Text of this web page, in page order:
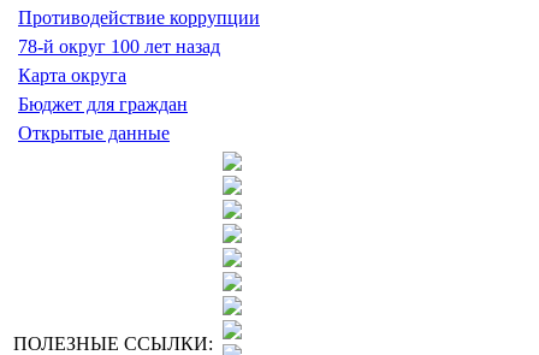
Противодействие коррупции
78-й округ 100 лет назад
Карта округа
Бюджет для граждан
Открытые данные
ПОЛЕЗНЫЕ ССЫЛКИ: